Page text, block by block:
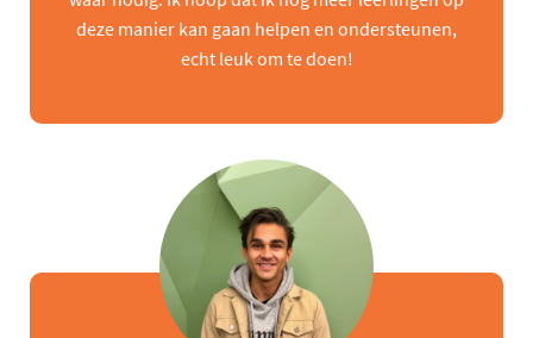
deze manier kan gaan helpen en ondersteunen,
echt leuk om te doen!